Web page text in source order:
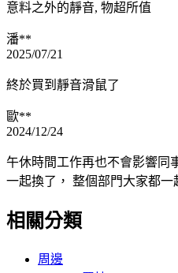
意料之外的靜音, 物超所值
潘**
2025/07/21
終於買到靜音滑鼠了
歐**
2024/12/24
午休時間工作再也不會影響同
一起換了， 整個部門大家都一
相關分類
周邊